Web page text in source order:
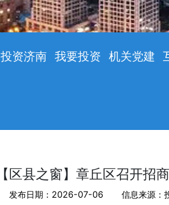
投资济南 我要投资 机关党建
【区县之窗】章丘区召开招
发布日期：2026-07-06 信息来源：